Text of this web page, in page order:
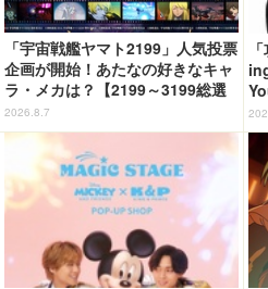
「宇宙戦艦ヤマト2199」人気投票
企画が開始！あたなの好きなキャ
ラ・メカは？【2199～3199総選
挙】
2026.8.7
ペ